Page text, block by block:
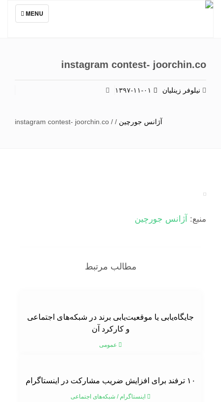
TOGGLE
NAVIGATION
MENU
instagram contest- joorchin.co
نیلوفر زینلیان
آژانس جورچین/
/
instagram contest- joorchin.co
منبع:آژانس جورچین
مطالب مرتبط
جایگاه‌یابی یا موقعیت‌یابی برند در شبکه‌های اجتماعی
و کارکرد آن
عمومی
۱۰ ترفند برای افزایش ضریب مشارکت در اینستاگرام
اینستاگرام/شبکه‌های اجتماعی